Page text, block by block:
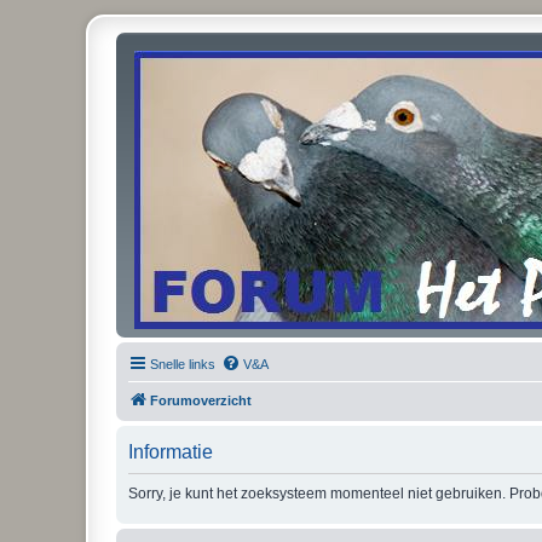
Snelle links V&A
Forumoverzicht
Informatie
Sorry, je kunt het zoeksysteem momenteel niet gebruiken.